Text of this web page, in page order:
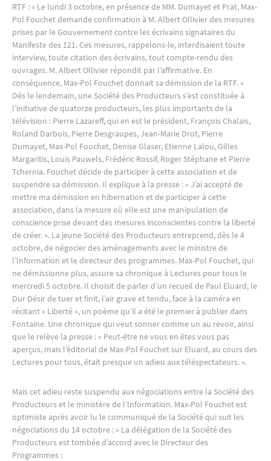
RTF : « Le lundi 3 octobre, en présence de MM. Dumayet et Prat, Max-
Pol Fouchet demande confirmation à M. Albert Ollivier des mesures
prises par le Gouvernement contre les écrivains signataires du
Manifeste des 121. Ces mesures, rappelons-le, interdisaient toute
interview, toute citation des écrivains, tout compte-rendu des
ouvrages. M. Albert Ollivier répondit par l’affirmative. En
conséquence, Max-Pol Fouchet donnait sa démission de la RTF. »
Dés le lendemain, une Société des Producteurs s’est constituée à
l’initiative de quatorze producteurs, les plus importants de la
télévision : Pierre Lazareff, qui en est le président, François Chalais,
Roland Darbois, Pierre Desgraupes, Jean-Marie Drot, Pierre
Dumayet, Max-Pol Fouchet, Denise Glaser, Etienne Lalou, Gilles
Margaritis, Louis Pauwels, Frédéric Rossif, Roger Stéphane et Pierre
Tchernia. Fouchet décide de participer à cette association et de
suspendre sa démission. Il explique à la presse : « J’ai accepté de
mettre ma démission en hibernation et de participer à cette
association, dans la mesure où elle est une manipulation de
conscience prise devant des mesures inconscientes contre la liberté
de créer. ». La jeune Société des Producteurs entreprend, dès le 4
octobre, de négocier des aménagements avec le ministre de
l’Information et le directeur des programmes. Max-Pol Fouchet, qui
ne démissionne plus, assure sa chronique à Lectures pour tous le
mercredi 5 octobre. Il choisit de parler d’un recueil de Paul Eluard, le
Dur Désir de tuer et finit, l’air grave et tendu, face à la caméra en
récitant « Liberté », un poème qu’il a été le premier à publier dans
Fontaine. Une chronique qui veut sonner comme un au revoir, ainsi
que le relève la presse : « Peut-être ne vous en êtes vous pas
aperçus, mais l’éditorial de Max-Pol Fouchet sur Eluard, au cours des
Lectures pour tous, était presque un adieu aux téléspectateurs. ».
Mais cet adieu reste suspendu aux négociations entre la Société des
Producteurs et le ministère de l’Information. Max-Pol Fouchet est
optimiste après avoir lu le communiqué de la Société qui suit les
négociations du 14 octobre : « La délégation de la Société des
Producteurs est tombée d’accord avec le Directeur des
Programmes :